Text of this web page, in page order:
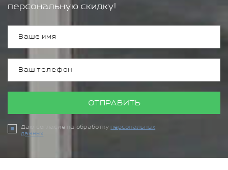
персональную скидку!
ОТПРАВИТЬ
Даю согласие на обработку персональных
данных